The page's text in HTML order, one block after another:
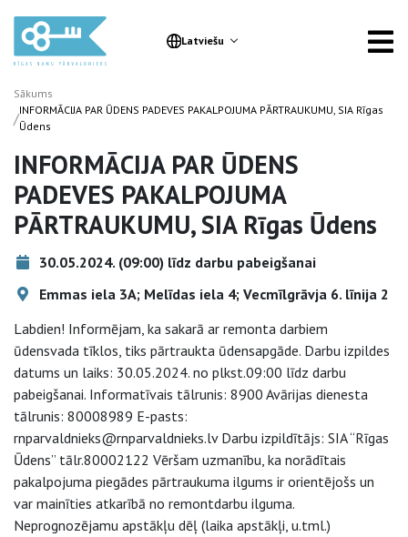
Latviešu
Sākums
/INFORMĀCIJA PAR ŪDENS PADEVES PAKALPOJUMA PĀRTRAUKUMU, SIA Rīgas
Ūdens
INFORMĀCIJA PAR ŪDENS
PADEVES PAKALPOJUMA
PĀRTRAUKUMU, SIA Rīgas Ūdens
30.05.2024. (09:00) līdz darbu pabeigšanai
Emmas iela 3A; Melīdas iela 4; Vecmīlgrāvja 6. līnija 2
Labdien! Informējam, ka sakarā ar remonta darbiem
ūdensvada tīklos, tiks pārtraukta ūdensapgāde. Darbu izpildes
datums un laiks: 30.05.2024. no plkst.09:00 līdz darbu
pabeigšanai. Informatīvais tālrunis: 8900 Avārijas dienesta
tālrunis: 80008989 E-pasts:
rnparvaldnieks@rnparvaldnieks.lv Darbu izpildītājs: SIA “Rīgas
Ūdens” tālr.80002122 Vēršam uzmanību, ka norādītais
pakalpojuma piegādes pārtraukuma ilgums ir orientējošs un
var mainīties atkarībā no remontdarbu ilguma.
Neprognozējamu apstākļu dēļ (laika apstākļi, u.tml.)